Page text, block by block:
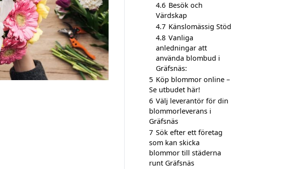
4.6 Besök och
Värdskap
4.7 Känslomässig Stöd
4.8 Vanliga
anledningar att
använda blombud i
Gräfsnäs:
5 Köp blommor online –
Se utbudet här!
6 Välj leverantör för din
blommorleverans i
Gräfsnäs
7 Sök efter ett företag
som kan skicka
blommor till städerna
runt Gräfsnäs